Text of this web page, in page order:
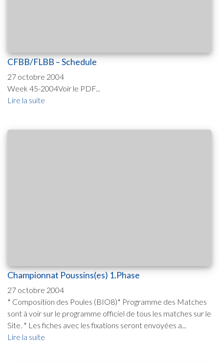
CFBB/FLBB – Schedule
27 octobre 2004
Week 45-2004Voir le PDF...
Lire la suite
Championnat Poussins(es) 1.Phase
27 octobre 2004
* Composition des Poules (BIO8)* Programme des Matches
sont à voir sur le programme officiel de tous les matches sur le
Site. * Les fiches avec les fixations seront envoyées a...
Lire la suite